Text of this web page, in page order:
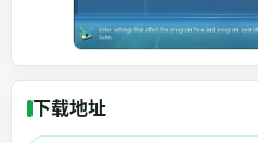
下载地址